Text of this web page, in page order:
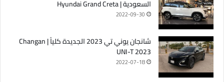
السعودية | Hyundai Grand Creta
2022-09-30
شانجان يوني تي 2023 الجديدة كلياً | Changan
UNI-T 2023
2022-07-18